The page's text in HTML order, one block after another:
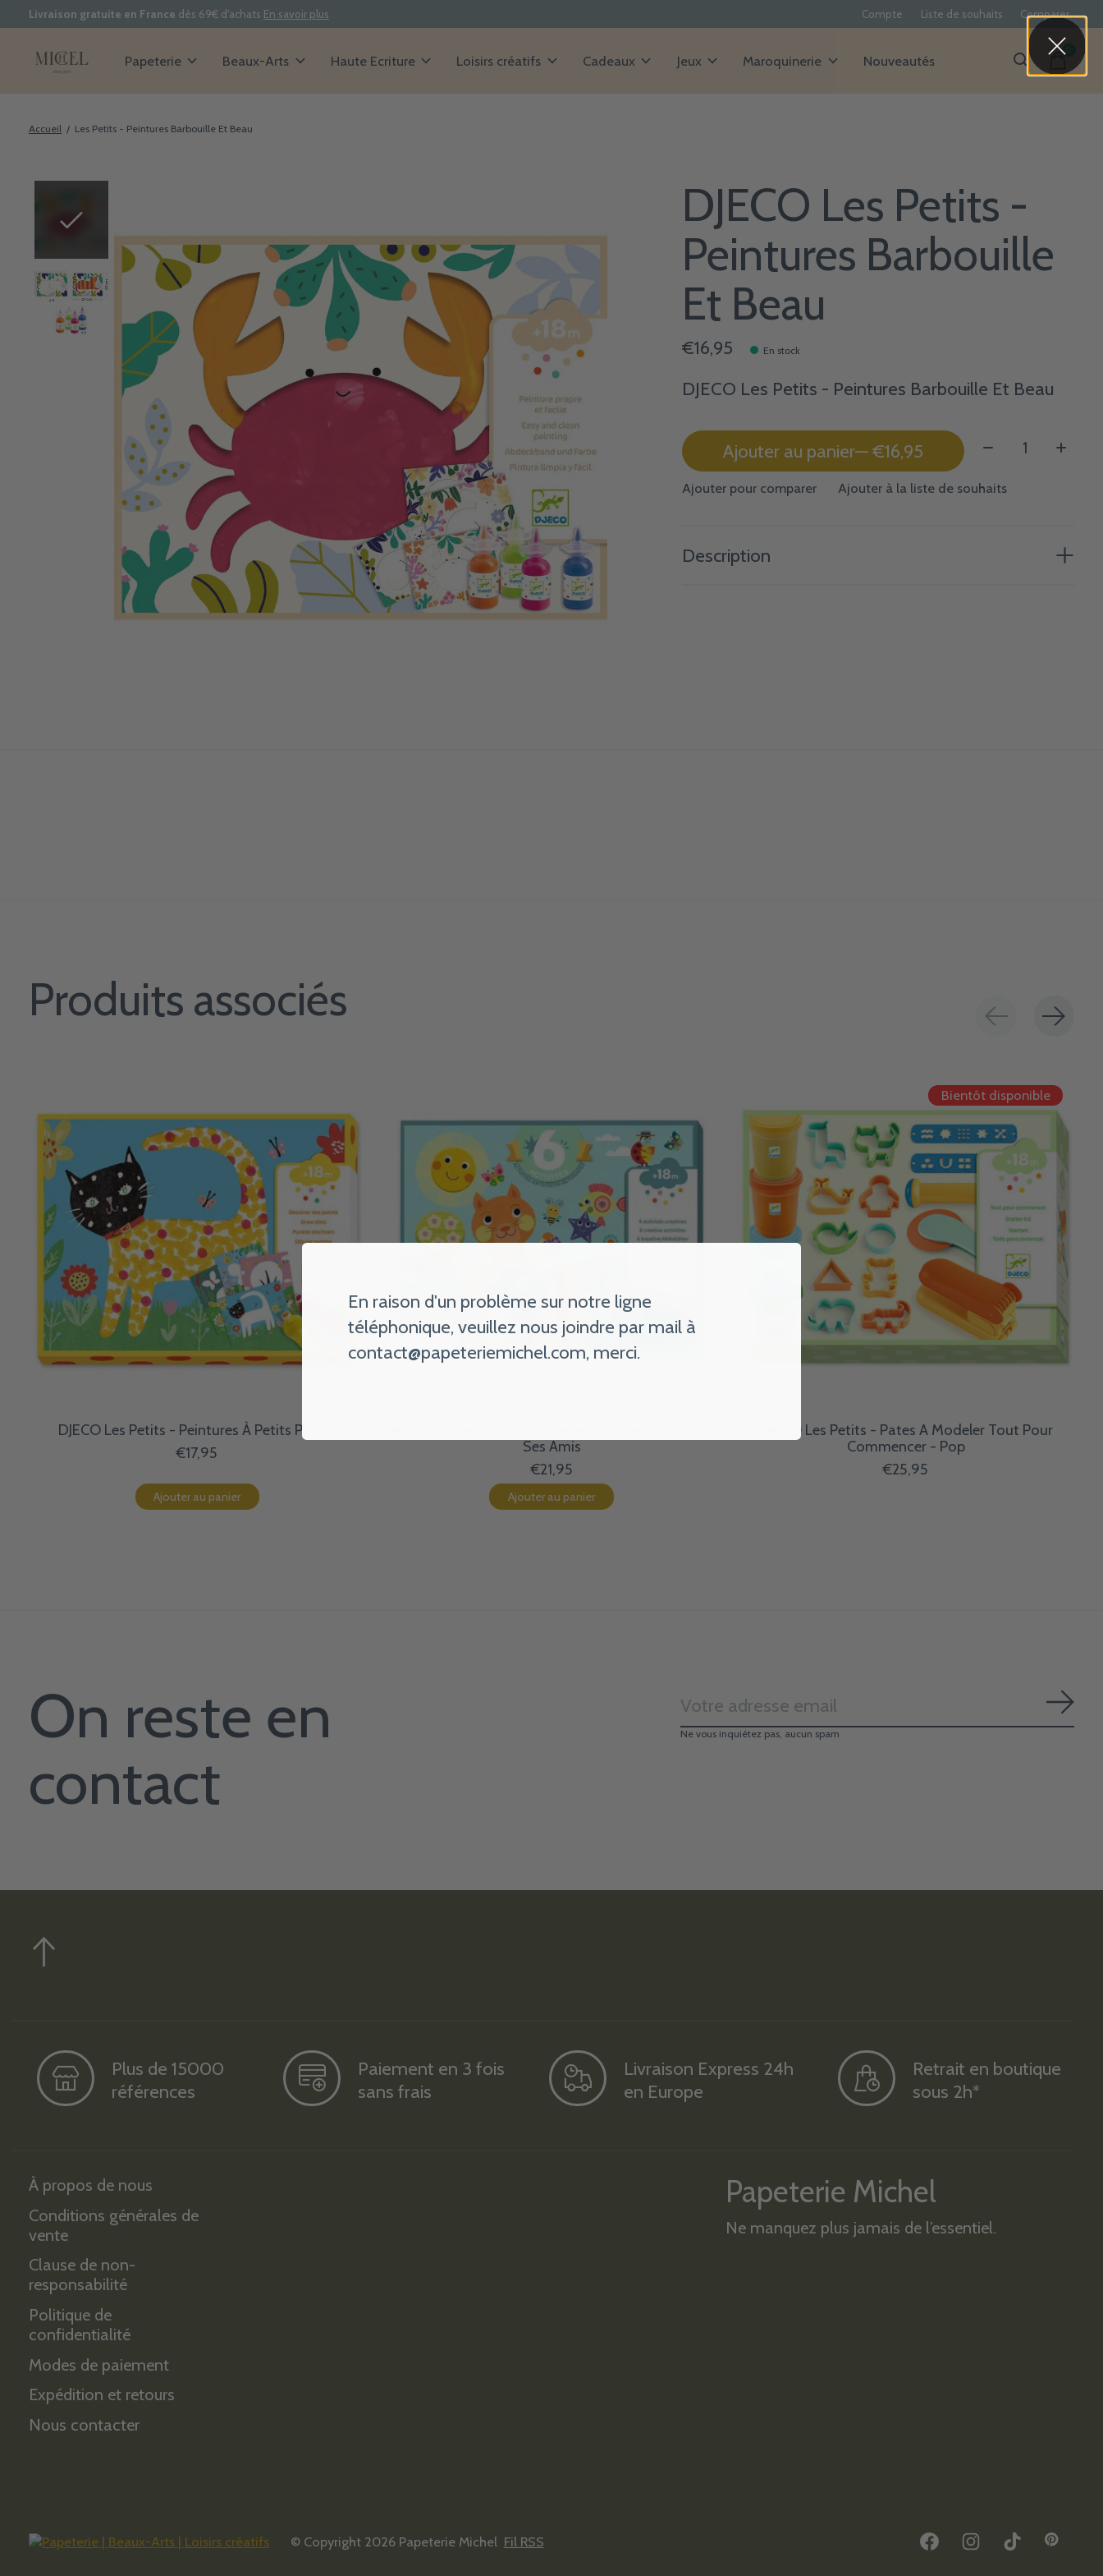
Livraison gratuite en France dès 69€ d'achats En savoir plus Compte Liste de souhaits Comparer
Papeterie Beaux-Arts Haute Ecriture Loisirs créatifs Cadeaux Jeux Maroquinerie Nouveautés items
Accueil / Les Petits - Peintures Barbouille Et Beau
DJECO Les Petits -
Peintures Barbouille
Et Beau
€16,95 En stock
DJECO Les Petits - Peintures Barbouille Et Beau
Ajouter au panier — €16,95 Quantité:
Ajouter pour comparer Ajouter à la liste de souhaits
Description
Produits associés
DJECO Les Petits - Peintures À Petits Points
€17,95
Ajouter au panier
Ses Amis
€21,95
Ajouter au panier
Bientôt disponible
DJECO Les Petits - Pates A Modeler Tout Pour
Commencer - Pop
€25,95
On reste en
contact
Ne vous inquiétez pas, aucun spam
Plus de 15000
références
Paiement en 3 fois
sans frais
Livraison Express 24h
en Europe
Retrait en boutique
sous 2h*
À propos de nous
Conditions générales de
vente
Clause de non-
responsabilité
Politique de
confidentialité
Modes de paiement
Expédition et retours
Nous contacter
Papeterie Michel
Ne manquez plus jamais de l’essentiel.
© Copyright 2026 Papeterie Michel Fil RSS
En raison d'un problème sur notre ligne
téléphonique, veuillez nous joindre par mail à
contact@papeteriemichel.com, merci.